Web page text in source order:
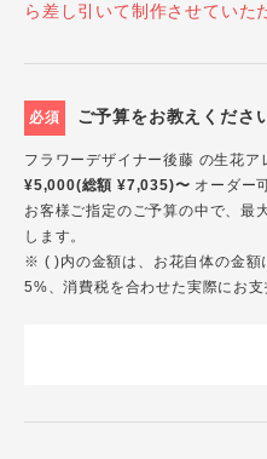
ら差し引いて制作させていた
必須 ご予算をお教えくださ
フラワーデザイナー後藤 の生花
¥5,000(総額 ¥7,035)〜 オーダー
お客様ご指定のご予算の中で、最
します。
※ ( )内の金額は、お花自体の金額
5%、消費税を合わせた実際にお支